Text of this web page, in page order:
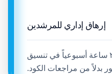
إرهاق إداري للمرشدين
يقضي المدربون أكثر من ٢٠ ساعة أسبوعياً في تنسيق
بدلاً من مراجعات الكود.